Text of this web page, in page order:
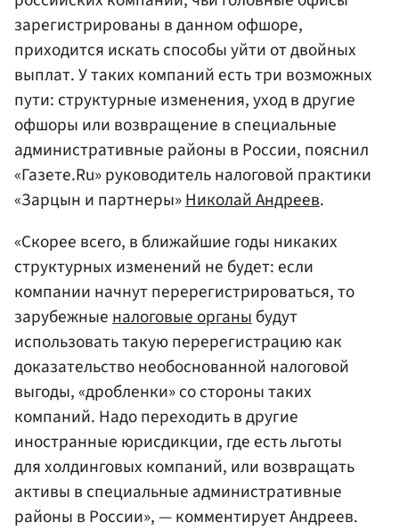
зарегистрированы в данном офшоре,
приходится искать способы уйти от двойных
выплат. У таких компаний есть три возможных
пути: структурные изменения, уход в другие
офшоры или возвращение в специальные
административные районы в России, пояснил
«Газете.Ru» руководитель налоговой практики
«Зарцын и партнеры»Николай Андреев.
«Скорее всего, в ближайшие годы никаких
структурных изменений не будет: если
компании начнут перерегистрироваться, то
зарубежныеналоговые органыбудут
использовать такую перерегистрацию как
доказательство необоснованной налоговой
выгоды, «дробленки» со стороны таких
компаний. Надо переходить в другие
иностранные юрисдикции, где есть льготы
для холдинговых компаний, или возвращать
активы в специальные административные
районы в России», — комментирует Андреев.